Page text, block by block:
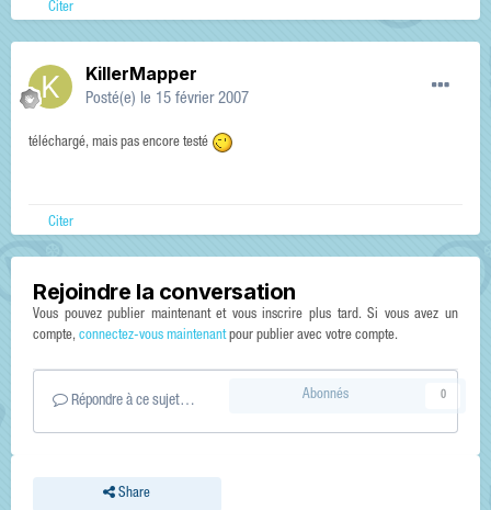
Citer
KillerMapper
Posté(e) le 15 février 2007
téléchargé, mais pas encore testé
Citer
Rejoindre la conversation
Vous pouvez publier maintenant et vous inscrire plus tard. Si vous avez un
compte, connectez-vous maintenantpour publier avec votre compte.
Répondre à ce sujet…
Share
Abonnés 0